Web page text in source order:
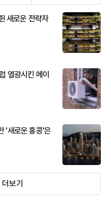
새로운 전략자
열광시킨 메이
'새로운 홍콩'은
더보기